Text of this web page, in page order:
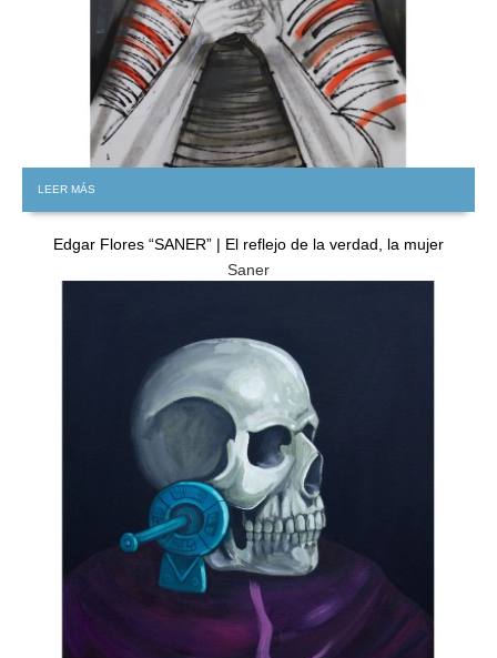
LEER MÁS
Edgar Flores “SANER” | El reflejo de la verdad, la mujer
Saner